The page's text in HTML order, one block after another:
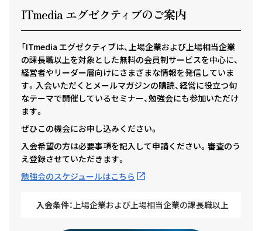
ITmedia エグゼクティ ブのご案内
「ITmedia エグゼクティブは、上場企業および上場相当企業
の課長職以上を対象とした無料の会員制サービスを中心に、
経営者やリーダー層向けにさまざまな情報を発信していま
す。入会いただくとメールマガジンの購読、経営に役立つ旬
なテーマで開催しているセミナー、勉強会にも参加いただけ
ます。
ぜひこの機会にお申し込みください。
入会希望の方は必要事項を記入して申請ください。審査のう
え登録させていただきます。
勉強会のスケジュールはこちら
入会条件： 上場企業および上場相当企業の課長職以上